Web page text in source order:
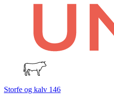
Storfe og kalv 146